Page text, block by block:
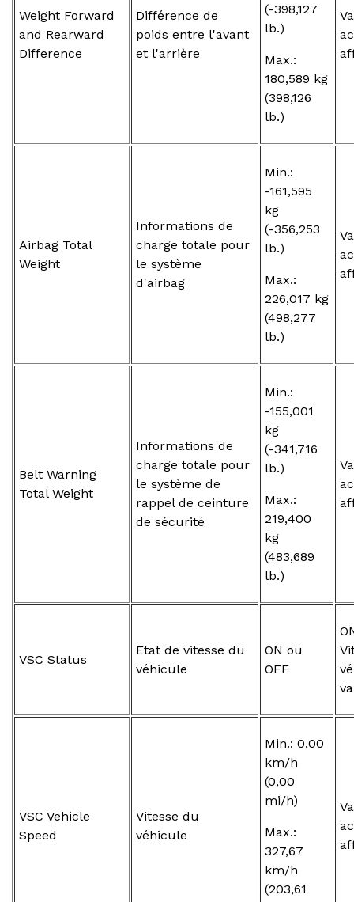
Weight Forward
and Rearward
Difference
Différence de
poids entre l'avant
et l'arrière
(-398,127
lb.)
Max.:
180,589 kg
(398,126
lb.)
Airbag Total
Weight
Informations de
charge totale pour
le système
d'airbag
Min.:
-161,595
kg
(-356,253
lb.)
Max.:
226,017 kg
(498,277
lb.)
Belt Warning
Total Weight
Informations de
charge totale pour
le système de
rappel de ceinture
de sécurité
Min.:
-155,001
kg
(-341,716
lb.)
Max.:
219,400
kg
(483,689
lb.)
VSC Status
Etat de vitesse du
véhicule
ON ou
OFF
VSC Vehicle
Speed
Vitesse du
véhicule
Min.: 0,00
km/h
(0,00
mi/h)
Max.:
327,67
km/h
(203,61